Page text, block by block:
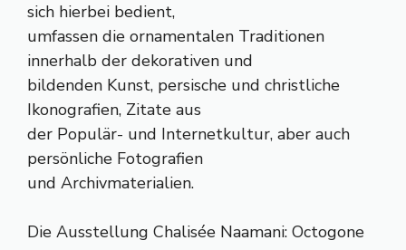
sich hierbei bedient,
umfassen die ornamentalen Traditionen
innerhalb der dekorativen und
bildenden Kunst, persische und christliche
Ikonografien, Zitate aus
der Populär- und Internetkultur, aber auch
persönliche Fotografien
und Archivmaterialien.
Die Ausstellung Chalisée Naamani: Octogone